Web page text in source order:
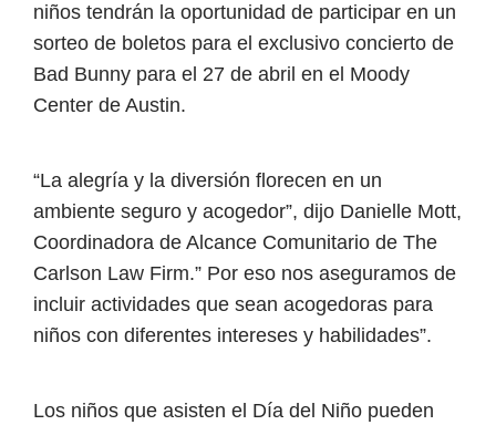
niños tendrán la oportunidad de participar en un
sorteo de boletos para el exclusivo concierto de
Bad Bunny para el 27 de abril en el Moody
Center de Austin.
“La alegría y la diversión florecen en un
ambiente seguro y acogedor”, dijo Danielle Mott,
Coordinadora de Alcance Comunitario de The
Carlson Law Firm.” Por eso nos aseguramos de
incluir actividades que sean acogedoras para
niños con diferentes intereses y habilidades”.
Los niños que asisten el Día del Niño pueden